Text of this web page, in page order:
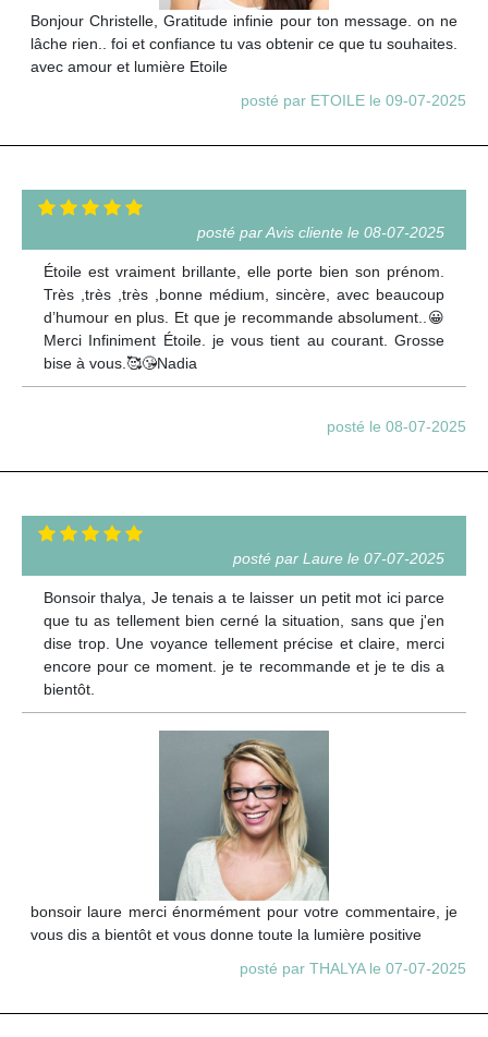
Bonjour Christelle, Gratitude infinie pour ton message. on ne
lâche rien.. foi et confiance tu vas obtenir ce que tu souhaites.
avec amour et lumière Etoile
posté par ETOILE le 09-07-2025
posté par Avis cliente le 08-07-2025
Étoile est vraiment brillante, elle porte bien son prénom.
Très ,très ,très ,bonne médium, sincère, avec beaucoup
d’humour en plus. Et que je recommande absolument..😀
Merci Infiniment Étoile. je vous tient au courant. Grosse
bise à vous.🥰😘Nadia
posté le 08-07-2025
posté par Laure le 07-07-2025
Bonsoir thalya, Je tenais a te laisser un petit mot ici parce
que tu as tellement bien cerné la situation, sans que j'en
dise trop. Une voyance tellement précise et claire, merci
encore pour ce moment. je te recommande et je te dis a
bientôt.
bonsoir laure merci énormément pour votre commentaire, je
vous dis a bientôt et vous donne toute la lumière positive
posté par THALYA le 07-07-2025